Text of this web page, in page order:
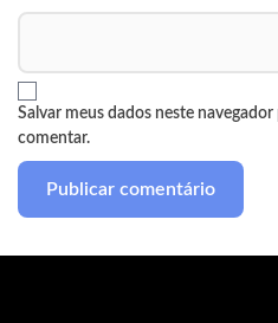
Salvar meus dados neste
comentar.